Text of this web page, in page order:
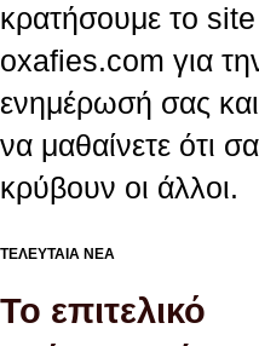
κρατήσουμε το site
oxafies.com για
ενημέρωσή σας
να μαθαίνετε ότι
κρύβουν οι άλλοι.
ΤΕΛΕΥΤΑΙΑ ΝΕΑ
Το επιτελικό